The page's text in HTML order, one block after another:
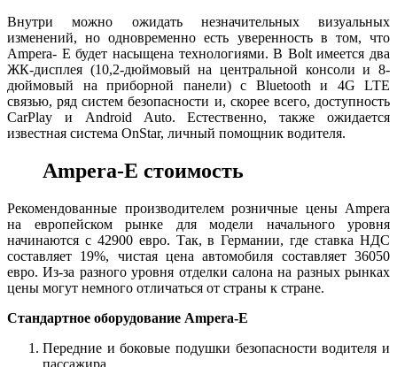
Внутри можно ожидать незначительных визуальных
изменений, но одновременно есть уверенность в том, что
Ampera- E будет насыщена технологиями. В Bolt имеется два
ЖК-дисплея (10,2-дюймовый на центральной консоли и 8-
дюймовый на приборной панели) с Bluetooth и 4G LTE
связью, ряд систем безопасности и, скорее всего, доступность
CarPlay и Android Auto. Естественно, также ожидается
известная система OnStar, личный помощник водителя.
Ampera-E стоимость
Рекомендованные производителем розничные цены Ampera
на европейском рынке для модели начального уровня
начинаются с 42900 евро. Так, в Германии, где ставка НДС
составляет 19%, чистая цена автомобиля составляет 36050
евро. Из-за разного уровня отделки салона на разных рынках
цены могут немного отличаться от страны к стране.
Стандартное оборудование Ampera-E
Передние и боковые подушки безопасности водителя и
пассажира.